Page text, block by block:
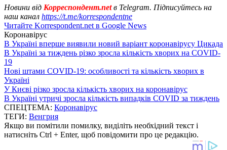
Новини від Корреспондент.netв Telegram. Підписуйтесь на
наш канал https://t.me/korrespondentne
Читайте Korrespondent.net в Google News
Коронавірус
В Україні вперше виявили новий варіант коронавірусу Цикада
В Україні за тиждень різко зросла кількість хворих на COVID-
19
Нові штами COVID-19: особливості та кількість хворих в
Україні
У Києві різко зросла кількість хворих на коронавірус
В Україні утричі зросла кількість випадків COVID за тиждень
СПЕЦТЕМА: Коронавірус
ТЕГИ: Венгрия
Якщо ви помітили помилку, виділіть необхідний текст і
натисніть Ctrl + Enter, щоб повідомити про це редакцію.